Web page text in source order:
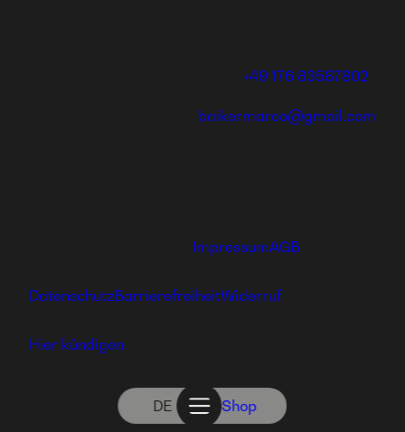
DE Shop
+49 176 83587802
baikermarco@gmail.com
ImpressumAGB
DatenschutzBarrierefreiheitWiderruf
Hier kündigen